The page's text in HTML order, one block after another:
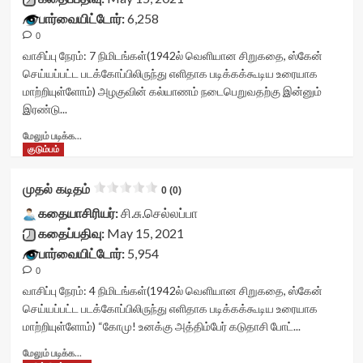
readonly-
attribute='true'
</div>
<span
class='yasr-
stars-
(0)
46ac48c17a5b5'
data-
data-
rater-
starsize='16'
data-
data-
data-
readonly-
attribute='true'
>
</div>
stars-
title-
average'>0
</span>
stars-
title-
<div
class='yasr-
stars-
title
votes-
readonly-
rater-
91a4af679ac51'
data-
rater-
starsize='16'
data-
postid='33398'
பார்வையிட்டோர்:6,258
0
வாசிப்பு நேரம்: 7 நிமிடங்கள்(1942ல் வெளியான சிறுகதை, ஸ்கேன்
செய்யப்பட்ட படக்கோப்பிலிருந்து எளிதாக படிக்கக்கூடிய உரையாக
மாற்றியுள்ளோம்) அழகுவின் கல்யாணம் நடைபெறுவதற்கு இன்னும்
இரண்டு...
மேலும் படிக்க...
முறைமைப்
பெண்<div
class="yasr-
vv-
stars-
title-
<div
class='yasr-
stars-
title
குடும்பம்
முதல் கடிதம் 0 (0)
கதையாசிரியர்:சி.சு.செல்லப்பா
கதைப்பதிவு:May 15, 2021
பார்வையிட்டோர்:5,954
0
வாசிப்பு நேரம்: 4 நிமிடங்கள்(1942ல் வெளியான சிறுகதை, ஸ்கேன்
செய்யப்பட்ட படக்கோப்பிலிருந்து எளிதாக படிக்கக்கூடிய உரையாக
மாற்றியுள்ளோம்) “கோமு! உனக்கு அத்திம்பேர் கடுதாசி போட்...
மேலும் படிக்க...